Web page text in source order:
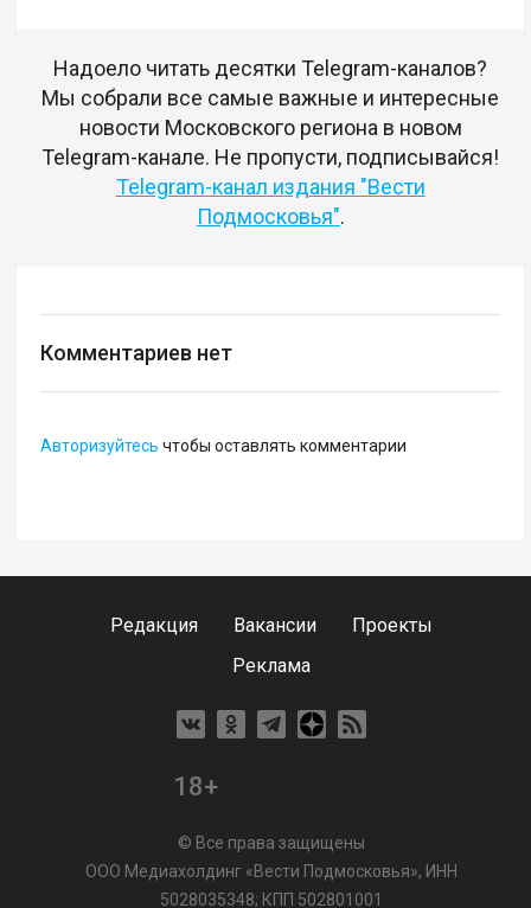
Надоело читать десятки Telegram-каналов?
Мы собрали все самые важные и интересные
новости Московского региона в новом
Telegram-канале. Не пропусти, подписывайся!
Telegram-канал издания "Вести
Подмосковья".
Комментариев нет
Авторизуйтесь чтобы оставлять комментарии
Редакция Вакансии
Проекты
Реклама
18+
© Все права защищены
ООО Медиахолдинг «Вести Подмосковья», ИНН
5028035348; КПП 502801001